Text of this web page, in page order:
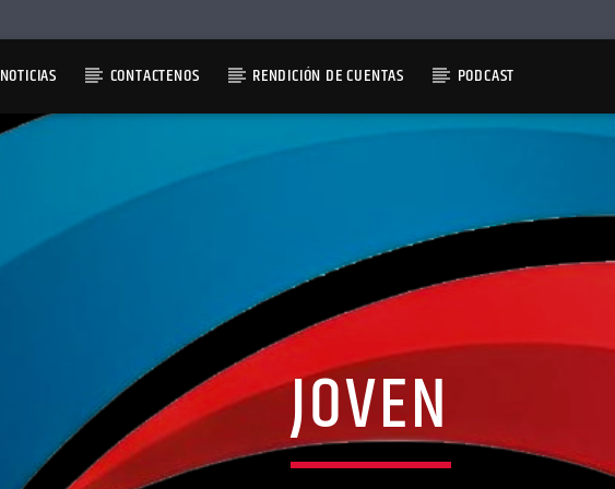
NOTICIAS CONTACTENOS RENDICIÓN DE CUENTAS PODCAST
JOVEN